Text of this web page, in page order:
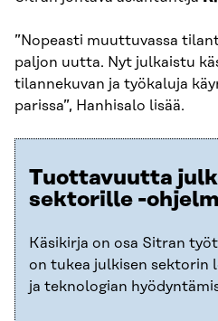
”Nopeasti muuttuvassa
paljon uutta. Nyt julkaistu
tilannekuvan ja työkaluja
parissa”, Hanhisalo lisää.
Tuottavuutta
sektorille -
Käsikirja on osa Sitran
on tukea julkisen sektorin
ja teknologian